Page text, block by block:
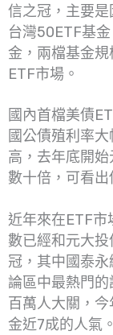
信之冠，主要
台灣50ETF基
金，兩檔基金
ETF市場。
國內首檔美債
國公債殖利率
高，去年底開
數十倍，可看出
近年來在ETF市
數已經和元大
冠，其中國泰
論區中最熱門
百萬人大關，
金近7成的人氣